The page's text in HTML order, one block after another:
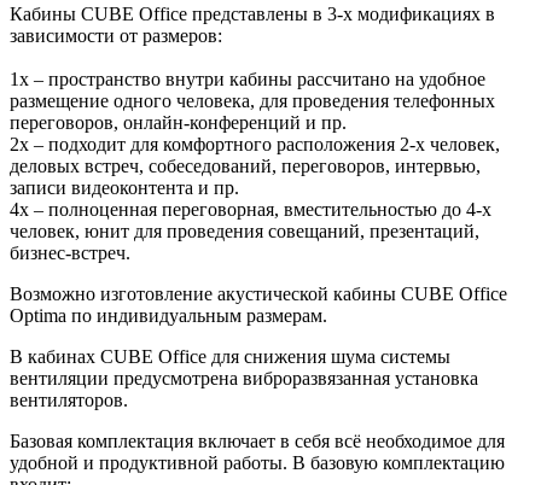
Кабины CUBE Office представлены в 3-х модификациях в
зависимости от размеров:
1x – пространство внутри кабины рассчитано на удобное
размещение одного человека, для проведения телефонных
переговоров, онлайн-конференций и пр.
2x – подходит для комфортного расположения 2-х человек,
деловых встреч, собеседований, переговоров, интервью,
записи видеоконтента и пр.
4x – полноценная переговорная, вместительностью до 4-х
человек, юнит для проведения совещаний, презентаций,
бизнес-встреч.
Возможно изготовление акустической кабины CUBE Office
Optima по индивидуальным размерам.
В кабинах CUBE Office для снижения шума системы
вентиляции предусмотрена виброразвязанная установка
вентиляторов.
Базовая комплектация включает в себя всё необходимое для
удобной и продуктивной работы. В базовую комплектацию